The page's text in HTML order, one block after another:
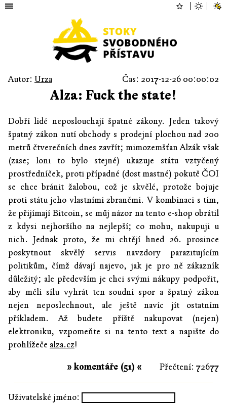
Autor: Urza Čas: 2017-12-26 00:00:02
Alza: Fuck the state!
Dobří lidé neposlouchají špatné zákony. Jeden takový
špatný zákon nutí obchody s prodejní plochou nad 200
metrů čtverečních dnes zavřít; mimozemšťan Alzák však
(zase; loni to bylo stejné) ukazuje státu vztyčený
prostředníček, proti případné (dost mastné) pokutě ČOI
se chce bránit žalobou, což je skvělé, protože bojuje
proti státu jeho vlastními zbraněmi. V kombinaci s tím,
že přijímají Bitcoin, se můj názor na tento e-shop obrátil
z kdysi nejhoršího na nejlepší; co mohu, nakupuji u
nich. Jednak proto, že mi chtějí hned 26. prosince
poskytnout skvělý servis navzdory parazitujícím
politikům, čímž dávají najevo, jak je pro ně zákazník
důležitý; ale především je chci svými nákupy podpořit,
aby měli sílu vyhrát ten soudní spor a špatný zákon
nejen neposlechnout, ale ještě navíc jít ostatním
příkladem. Až budete příště nakupovat (nejen)
elektroniku, vzpomeňte si na tento text a napište do
prohlížeče alza.cz!
Přečtení: 72677
» komentáře (51) «
Uživatelské jméno: